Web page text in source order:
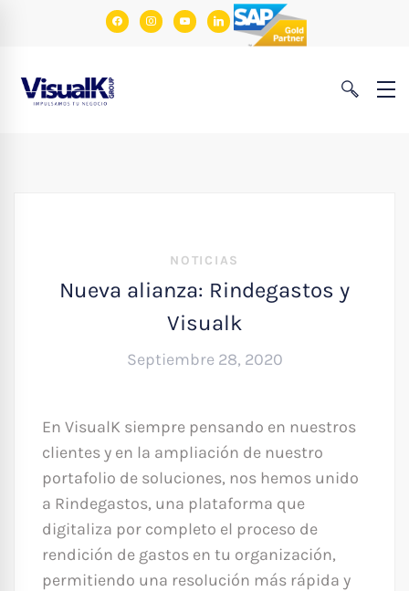
facebookinstagram
youtubelinkedin
NOTICIAS
Nueva alianza: Rindegastos y
Visualk
Septiembre 28, 2020
En VisualK siempre pensando en nuestros
clientes y en la ampliación de nuestro
portafolio de soluciones, nos hemos unido
a Rindegastos, una plataforma que
digitaliza por completo el proceso de
rendición de gastos en tu organización,
permitiendo una resolución más rápida y